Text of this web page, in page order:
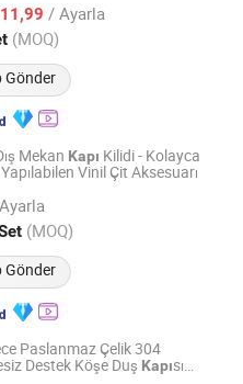
/ Ayarla
(MOQ)
Gönder
Fiyat 2025
Mekan Kapı Kilidi - Kolayca
Vinil Çit Aksesuarı
(MOQ)
Gönder
Ltd.
2022
Paslanmaz Çelik 304
Destek Köşe Duş Kapısı